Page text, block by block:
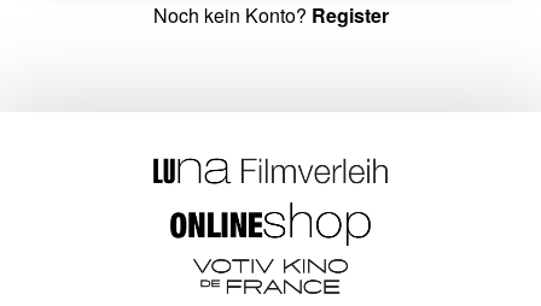
Noch kein Konto? Register